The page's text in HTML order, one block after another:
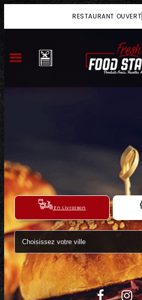
RESTAURANT OUVERT
VOTRE COMPTE
NOTRE RESTAURANT
VOS AVIS
MENTIONS LÉGALES
C.G.V
En Livraison